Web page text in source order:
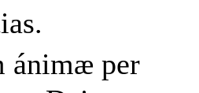
ánimæ per